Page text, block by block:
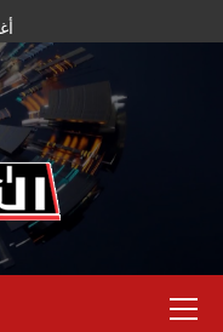
إلى
الأساسية